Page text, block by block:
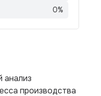
0%
анализ
производства